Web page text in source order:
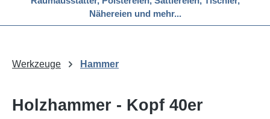
Nähereien und mehr...
Werkzeuge Hammer
Holzhammer - Kopf 40er